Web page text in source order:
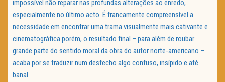
impossível não reparar nas profundas alterações ao enredo,
especialmente no último acto. É francamente compreensível a
necessidade em encontrar uma trama visualmente mais cativante e
cinematográfica porém, o resultado final – para além de roubar
grande parte do sentido moral da obra do autor norte-americano –
acaba por se traduzir num desfecho algo confuso, insípido e até
banal.